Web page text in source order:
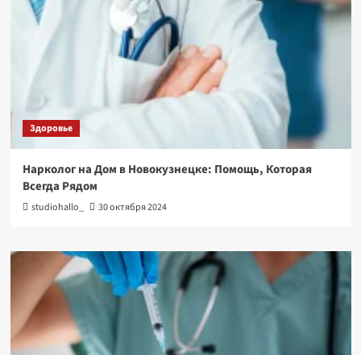
Здоровье
Нарколог на Дом в Новокузнецке: Помощь, Которая
Всегда Рядом
studiohallo_ 30 октября 2024